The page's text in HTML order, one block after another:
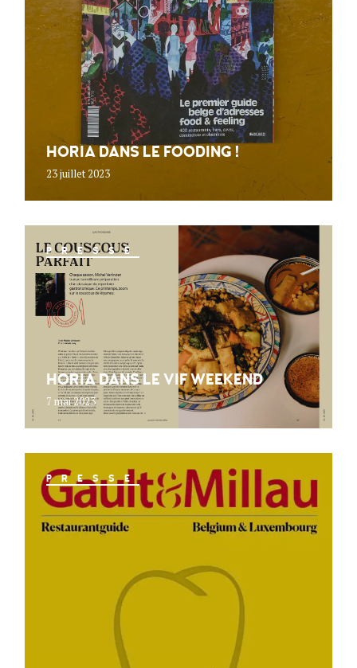
HORIA DANS LE FOODING !
23 juillet 2023
PRESSE
HORIA DANS LE VIF WEEKEND
7 mai 2023
PRESSE